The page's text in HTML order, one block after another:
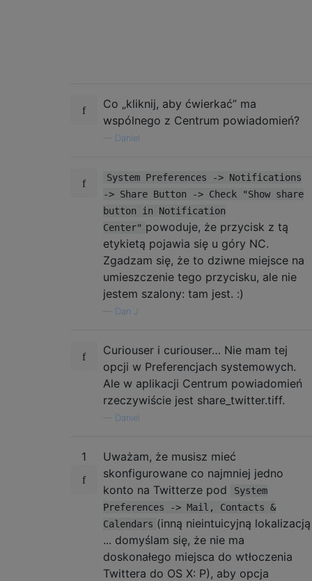
Co „kliknij, aby ćwierkać” ma
wspólnego z Centrum powiadomień?
Daniel
System Preferences -> Notifications
-> Share Button -> Check "Show share
button in Notification
Center" powoduje, że przycisk z tą
etykietą pojawia się u góry NC.
Zgadzam się, że to dziwne miejsce na
umieszczenie tego przycisku, ale nie
jestem szalony: tam jest. :)
Dan J
Curiouser i curiouser… Nie mam tej
opcji w Preferencjach systemowych.
Ale w aplikacji Centrum powiadomień
rzeczywiście jest share_twitter.tiff.
Daniel
1
Uważam, że musisz mieć
skonfigurowane co najmniej jedno
konto na Twitterze pod
System
Preferences -> Mail, Contacts &
Calendars (inną nieintuicyjną lokalizacją
... domyślam się, że nie ma
doskonałego miejsca do wtłoczenia
Twittera do OS X: P), aby opcja